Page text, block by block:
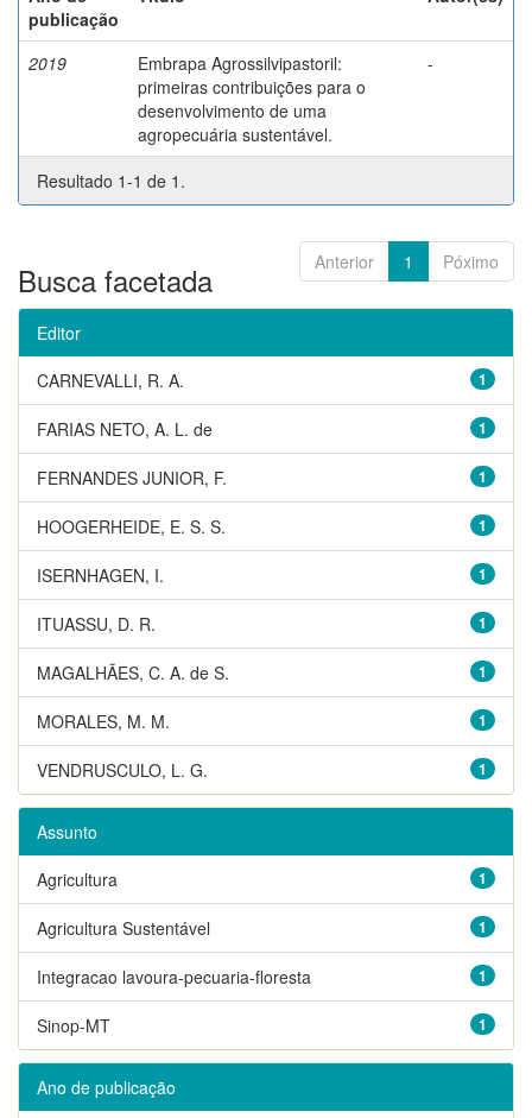
publicação
2019
Embrapa Agrossilvipastoril:
primeiras contribuições para o
desenvolvimento de uma
agropecuária sustentável.
-
Resultado 1-1 de 1.
Anterior 1 Póximo
Busca facetada
Editor
1
CARNEVALLI, R. A.
1
FARIAS NETO, A. L. de
1
FERNANDES JUNIOR, F.
1
HOOGERHEIDE, E. S. S.
1
ISERNHAGEN, I.
1
ITUASSU, D. R.
1
MAGALHÃES, C. A. de S.
1
MORALES, M. M.
1
VENDRUSCULO, L. G.
Assunto
1
Agricultura
1
Agricultura Sustentável
1
Integracao lavoura-pecuaria-floresta
1
Sinop-MT
Ano de publicação